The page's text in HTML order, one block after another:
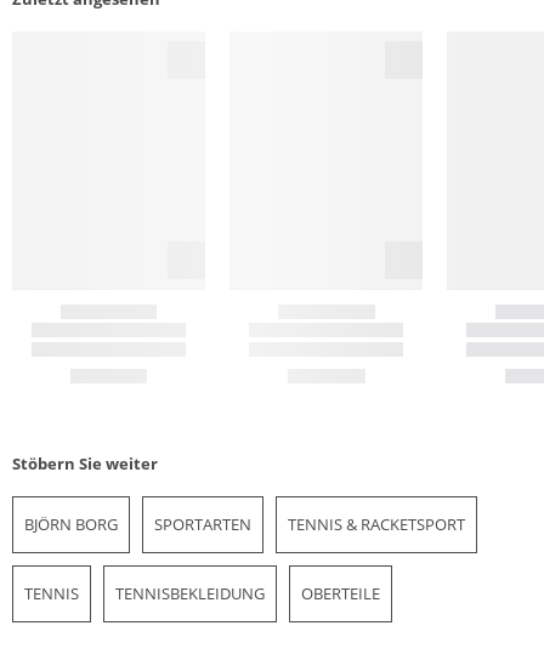
Stöbern Sie weiter
BJÖRN BORG SPORTARTEN TENNIS & RACKETSPORT
TENNIS TENNISBEKLEIDUNG OBERTEILE